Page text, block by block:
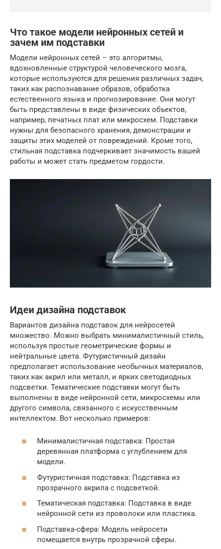
Что такое модели нейронных сетей и
зачем им подставки
Модели нейронных сетей – это алгоритмы,
вдохновленные структурой человеческого мозга,
которые используются для решения различных задач,
таких как распознавание образов, обработка
естественного языка и прогнозирование. Они могут
быть представлены в виде физических объектов,
например, печатных плат или микросхем. Подставки
нужны для безопасного хранения, демонстрации и
защиты этих моделей от повреждений. Кроме того,
стильная подставка подчеркивает значимость вашей
работы и может стать предметом гордости.
Идеи дизайна подставок
Вариантов дизайна подставок для нейросетей
множество. Можно выбрать минималистичный стиль,
используя простые геометрические формы и
нейтральные цвета. Футуристичный дизайн
предполагает использование необычных материалов,
таких как акрил или металл, и ярких светодиодных
подсветки. Тематические подставки могут быть
выполнены в виде нейронной сети, микросхемы или
другого символа, связанного с искусственным
интеллектом. Вот несколько примеров:
Минималистичная подставка: Простая
деревянная платформа с углублением для
модели.
Футуристичная подставка: Подставка из
прозрачного акрила с подсветкой.
Тематическая подставка: Подставка в виде
нейронной сети из проволоки или пластика.
Подставка-сфера: Модель нейросети
помещается внутрь прозрачной сферы.